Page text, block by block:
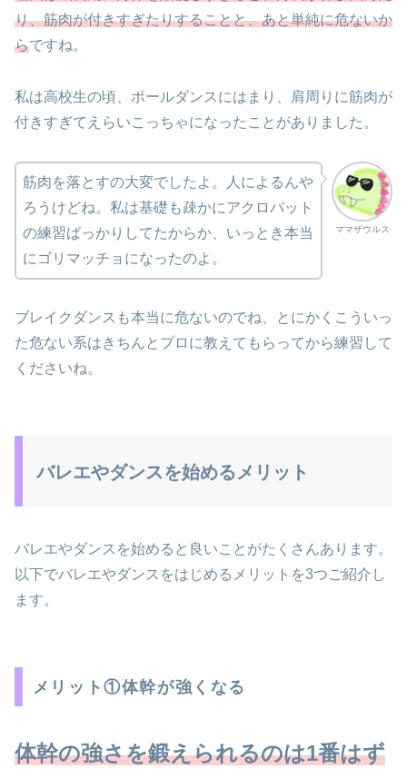
り、筋肉が付きすぎたりすることと、あと単純に危ないか
らですね。
私は高校生の頃、ポールダンスにはまり、肩周りに筋肉が
付きすぎてえらいこっちゃになったことがありました。
ママザウルス
筋肉を落とすの大変でしたよ。人によるんや
ろうけどね。私は基礎も疎かにアクロバット
の練習ばっかりしてたからか、いっとき本当
にゴリマッチョになったのよ。
ブレイクダンスも本当に危ないのでね、とにかくこういっ
た危ない系はきちんとプロに教えてもらってから練習して
くださいね。
バレエやダンスを始めるメリット
バレエやダンスを始めると良いことがたくさんあります。
以下でバレエやダンスをはじめるメリットを3つご紹介し
ます。
メリット①体幹が強くなる
体幹の強さを鍛えられるのは1番はず